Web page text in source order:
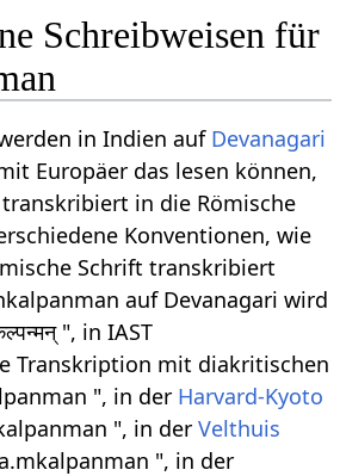
Schreibweisen für
in Indien auf Devanagari
Europäer das lesen können,
in die Römische
Konventionen, wie
Schrift transkribiert
auf Devanagari wird
", in IAST
Transkription mit diakritischen
", in der Harvard-Kyoto
", in derVelthuis
", in der